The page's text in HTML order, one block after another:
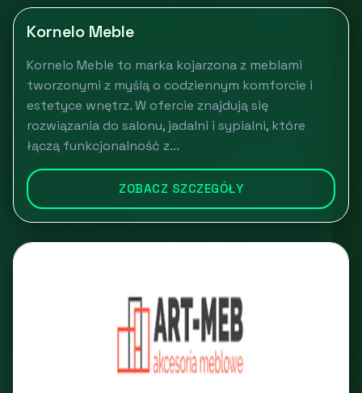
Kornelo Meble
Kornelo Meble to marka kojarzona z meblami
tworzonymi z myślą o codziennym komforcie i
estetyce wnętrz. W ofercie znajdują się
rozwiązania do salonu, jadalni i sypialni, które
łączą funkcjonalność z...
ZOBACZ SZCZEGÓŁY